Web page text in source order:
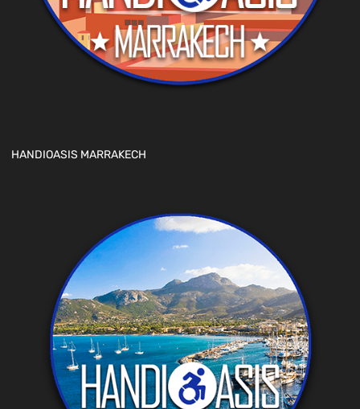
HANDIOASIS MARRAKECH